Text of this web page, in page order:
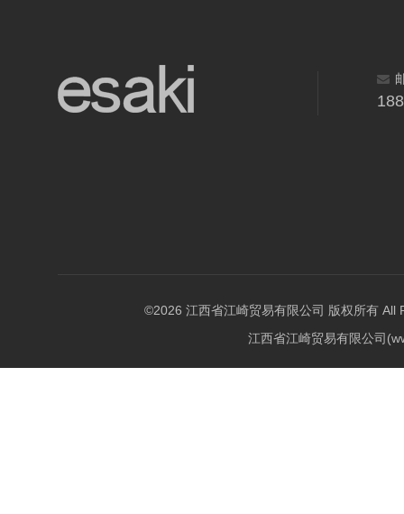
©2026 江西省江崎贸易有限公司 版权所有 All
江西省江崎贸易有限公司